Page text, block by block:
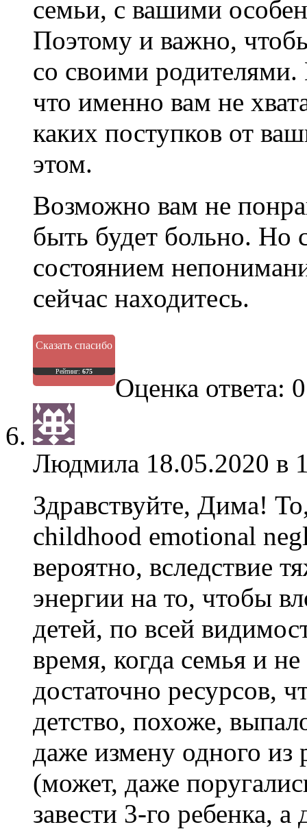
семьи, с вашими
Поэтому и важно,
со своими родителями.
что именно вам не
каких поступков от
этом.
Возможно вам не
быть будет больно. Но
состоянием
сейчас находитесь.
Сказать спасибо
Рейтинг: 675
Оценка ответа:
Людмила 18.05.2020 в
Здравствуйте, Дима!
childhood emotional
вероятно, вследствие
энергии на то, чтобы
детей, по всей
время, когда семья и
достаточно ресурсов,
детство, похоже,
даже измену одного из
(может, даже
завести 3-го ребенка,